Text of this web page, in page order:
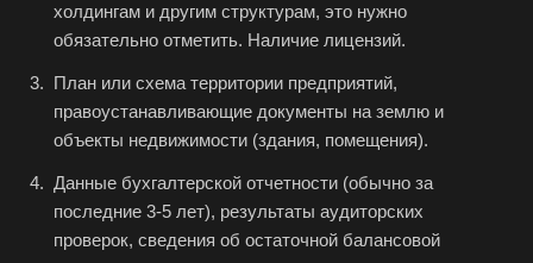
холдингам и другим структурам, это нужно
обязательно отметить. Наличие лицензий.
План или схема территории предприятий,
правоустанавливающие документы на землю и
объекты недвижимости (здания, помещения).
Данные бухгалтерской отчетности (обычно за
последние 3-5 лет), результаты аудиторских
проверок, сведения об остаточной балансовой
Балабаново
Балаково
Балашиха
Барнаул
Батайск